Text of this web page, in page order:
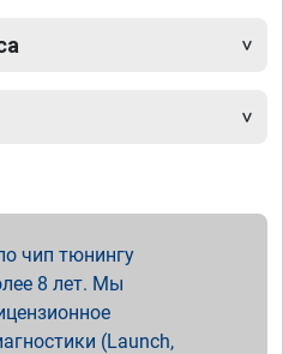
чип тюнингу
8 лет. Мы
(Launch,